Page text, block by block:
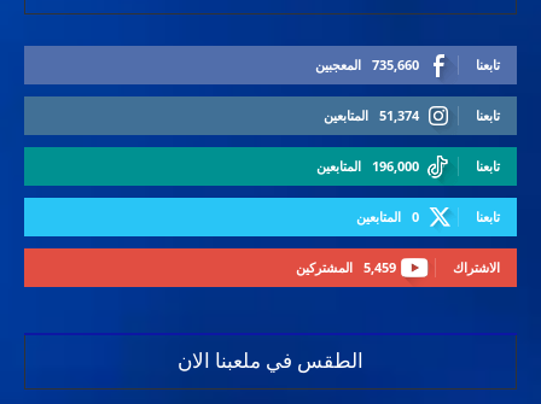
735,660 المعجبين تابعنا
51,374 المتابعين تابعنا
196,000 المتابعين تابعنا
0 المتابعين تابعنا
5,459 المشتركين الاشتراك
الطقس في ملعبنا الان